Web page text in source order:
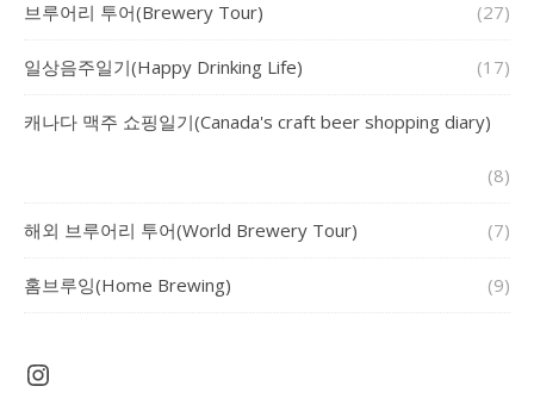
브루어리 투어(Brewery Tour) (27)
일상음주일기(Happy Drinking Life) (17)
캐나다 맥주 쇼핑일기(Canada's craft beer shopping diary)
(8)
해외 브루어리 투어(World Brewery Tour) (7)
홈브루잉(Home Brewing) (9)
Instagram